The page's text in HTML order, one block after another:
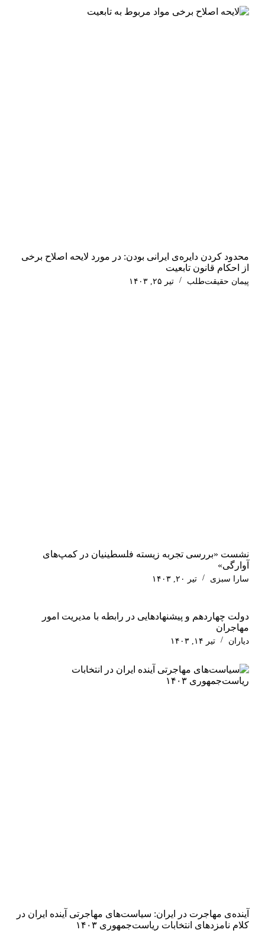
محدود کردن دایره‌ی ایرانی بودن: در مورد لایحه اصلاح برخی
از احکام قانون تابعیت
پیمان حقیقت‌طلب تیر ۲۵, ۱۴۰۳
نشست «بررسی تجربه‌ زیسته فلسطینیان در کمپ‌های
آوارگی»
سارا سبزی تیر ۲۰, ۱۴۰۳
دولت چهاردهم و پیشنهادهایی در رابطه با مدیریت امور
مهاجران
دیاران تیر ۱۴, ۱۴۰۳
آینده‌ی مهاجرت در ایران: سیاست‌های مهاجرتی آینده‌‌ ایران در
کلام نامزدهای انتخابات ریاست‌جمهوری ۱۴۰۳